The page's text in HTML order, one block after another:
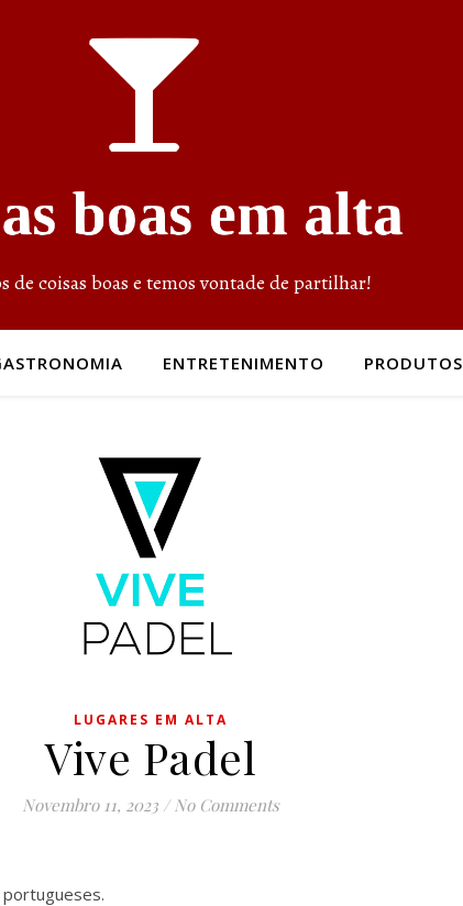
de coisas boas e temos vontade de partilhar!
ENTRETENIMENTO PRODUTOS
LUGARES EM ALTA
Vive Padel
Novembro 11, 2023 / No Comments